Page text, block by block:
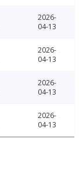
2026-
04-13
2026-
04-13
2026-
04-13
2026-
04-13